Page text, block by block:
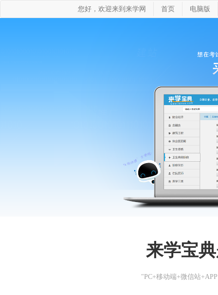
您好，欢迎来到来学网 首页 电脑版
来学宝
"PC+移动端+微信站